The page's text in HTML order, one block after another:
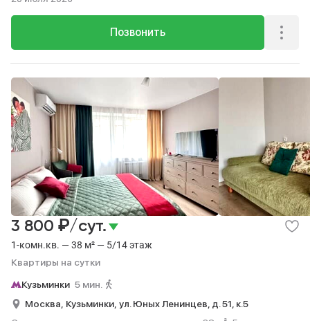
Позвонить
1-комн.кв. — 38 м² — 5/14 этаж
Квартиры на сутки
3 800 ₽/сут.
Кузьминки 5 мин.
Москва, Кузьминки, ул. Юных Ленинцев, д. 51, к.5